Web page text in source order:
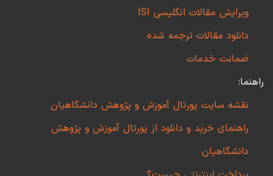
ویرایش مقالات انگلیسی ISI
دانلود مقالات ترجمه شده
ضمانت خدمات
راهنما:
نقشه سایت پورتال آموزش و پژوهش دانشگاهیان
راهنمای خرید و دانلود از پورتال آموزش و پژوهش
دانشگاهیان